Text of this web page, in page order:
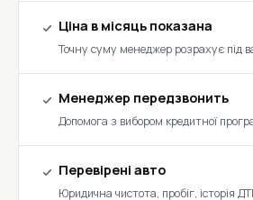
Ціна в місяць показана
Точну суму менеджер розрахує під
Менеджер передзвонить
Допомога з вибором кредитної
Перевірені авто
Юридична чистота, пробіг, історія